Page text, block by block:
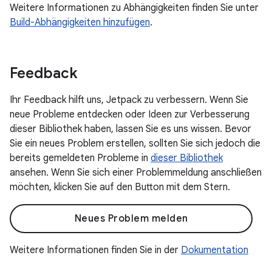
Weitere Informationen zu Abhängigkeiten finden Sie unter
Build-Abhängigkeiten hinzufügen.
Feedback
Ihr Feedback hilft uns, Jetpack zu verbessern. Wenn Sie
neue Probleme entdecken oder Ideen zur Verbesserung
dieser Bibliothek haben, lassen Sie es uns wissen. Bevor
Sie ein neues Problem erstellen, sollten Sie sich jedoch die
bereits gemeldeten Probleme in dieser Bibliothek
ansehen. Wenn Sie sich einer Problemmeldung anschließen
möchten, klicken Sie auf den Button mit dem Stern.
Neues Problem melden
Weitere Informationen finden Sie in der Dokumentation